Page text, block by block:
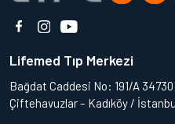
Lifemed Tıp Merkezi
Bağdat Caddesi No: 191/A 34730
Çiftehavuzlar – Kadıköy /